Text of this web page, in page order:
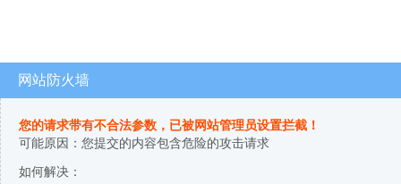
网站防火墙
您的请求带有不合法参数，已被网站管理员设置拦截！
可能原因：您提交的内容包含危险的攻击请求
如何解决：